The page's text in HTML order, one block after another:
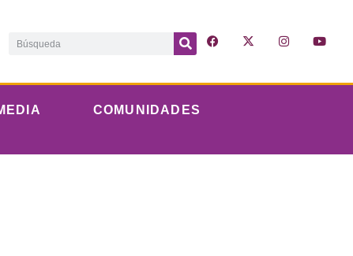
COMUNIDADES